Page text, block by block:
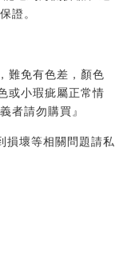
證。
難免有色差，顏色
或小瑕疵屬正常情
者請勿購買』
損壞等相關問題請私